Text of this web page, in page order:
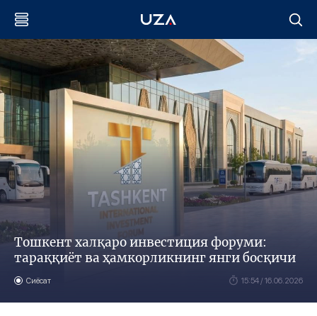
Тошкент халқаро инвестиция форуми:
тараққиёт ва ҳамкорликнинг янги босқичи
Сиёсат 15:54 / 16.06.2026